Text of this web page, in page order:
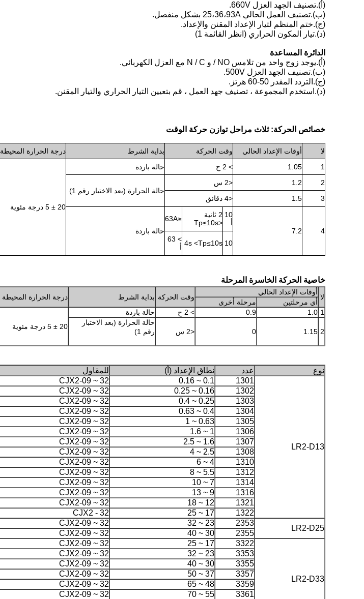
(أ).تصنيف الجهد العزل 660V.
(ب).تصنيف العمل الحالي 25،36،93A بشكل منفصل.
(ج).ختم المنظم لتيار الإعداد المقنن والإعداد.
(د).تيار المكون الحراري (انظر القائمة 1)
الدائرة المساعدة
(أ).يوجد زوج واحد من تلامس NO / و N / C مع العزل الكهربائي.
(ب).تصنيف الجهد العزل 500V.
(ج).التردد المقدر 50-60 هرتز.
(د).استخدم المجموعة ، تصنيف جهد العمل ، قم بتعيين التيار الحراري والتيار المقنن.
خصائص الحركة: ثلاث مراحل توازن حركة الوقت
لا أوقات الإعداد الحالي وقت الحركة بداية الشرط
درجة الحرارة المحيطة
1
1.05 > 2 ح حالة باردة
20 ± 5 درجة مئوية
2
1.2
<2 س
حالة الحرارة (بعد الاختبار رقم 1)
3
1.5 <4 دقائق
4
7.2
10
أ
2 ثانية
<Tp≤10s
≤63A
حالة باردة
10
4s <Tp≤10s
> 63
أ
خاصية الحركة الخاسرة المرحلة
لا
أوقات الإعداد الحالي
وقت الحركة بداية الشرط درجة الحرارة المحيطة
أي مرحلتين
مرحلة أخرى
1
1.0
0.9 > 2 ح
حالة باردة
20 ± 5 درجة مئوية
2
1.15
0 <2 س
حالة الحرارة (بعد الاختبار
رقم 1)
نوع عدد نطاق الإعداد (أ) للمقاول
LR2-D13
1301
0.1 ~ 0.16
CJX2-09 ~ 32
1302
0.16 ~ 0.25
CJX2-09 ~ 32
1303
0.25 ~ 0.4
CJX2-09 ~ 32
1304
0.4 ~ 0.63
CJX2-09 ~ 32
1305
0.63 ~ 1
CJX2-09 ~ 32
1306
1 ~ 1.6
CJX2-09 ~ 32
1307
1.6 ~ 2.5
CJX2-09 ~ 32
1308
2.5 ~ 4
CJX2-09 ~ 32
1310
4 ~ 6
CJX2-09 ~ 32
1312
5.5 ~ 8
CJX2-09 ~ 32
1314
7 ~ 10
CJX2-09 ~ 32
1316
9 ~ 13
CJX2-09 ~ 32
1321
12 ~ 18
CJX2-09 ~ 32
1322
17 ~ 25
CJX2 - 32
LR2-D25
2353
23 ~ 32
CJX2-09 ~ 32
2355
30 ~ 40
CJX2-09 ~ 32
LR2-D33
3322
17 ~ 25
CJX2-09 ~ 32
3353
23 ~ 32
CJX2-09 ~ 32
3355
30 ~ 40
CJX2-09 ~ 32
3357
37 ~ 50
CJX2-09 ~ 32
3359
48 ~ 65
CJX2-09 ~ 32
3361
55 ~ 70
CJX2-09 ~ 32